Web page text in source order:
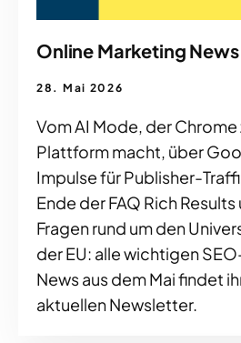
Online Marketing
28. Mai 2026
Vom AI Mode, der
Plattform macht, über
Impulse für Publisher-
Ende der FAQ Rich
Fragen rund um den
der EU: alle wichtigen
News aus dem Mai findet
aktuellen Newsletter.